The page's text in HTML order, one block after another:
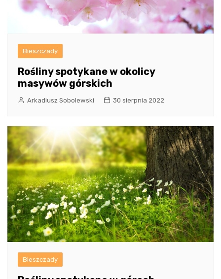
Bieszczady
Rośliny spotykane w okolicy
masywów górskich
Arkadiusz Sobolewski 30 sierpnia 2022
Bieszczady